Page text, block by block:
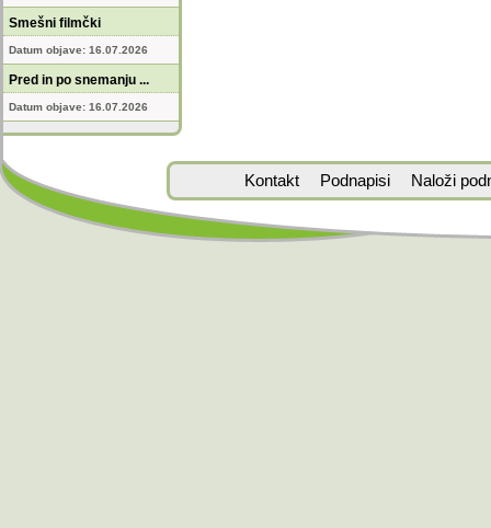
Smešni filmčki
Datum objave: 16.07.2026
Pred in po snemanju ...
Datum objave: 16.07.2026
Kontakt Podnapisi Naloži